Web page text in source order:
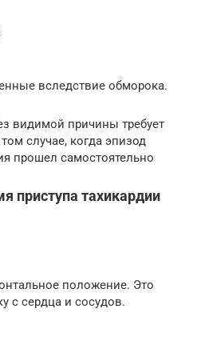
вследствие обморока.
видимой причины требует
случае, когда эпизод
прошел самостоятельно
приступа тахикардии
положение. Это
с сердца и сосудов.